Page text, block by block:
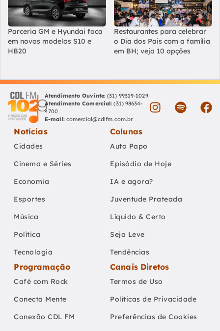
Parceria GM e Hyundai foca
em novos modelos S10 e
HB20
Restaurantes para celebrar
o Dia dos Pais com a família
em BH; veja 10 opções
Atendimento Ouvinte: (31) 99319-1029
Atendimento Comercial: (31) 98634-
4700
E-mail: comercial@cdlfm.com.br
Notícias
Cidades
Cinema e Séries
Economia
Esportes
Música
Política
Tecnologia
Colunas
Auto Papo
Episódio de Hoje
IA e agora?
Juventude Prateada
Líquido & Certo
Seja Leve
Tendências
Programação
Café com Rock
Conecta Mente
Conexão CDL FM
Canais Diretos
Termos de Uso
Políticas de Privacidade
Preferências de Cookies